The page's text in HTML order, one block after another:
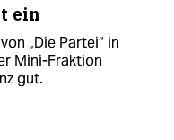
ein
„Die Partei“ in
Mini-Fraktion
gut.